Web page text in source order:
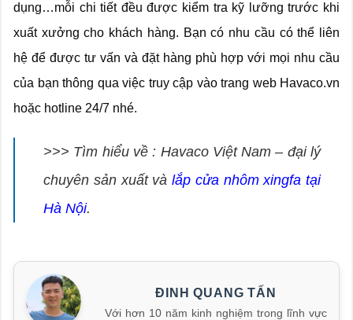
dụng…mỗi chi tiết đều được kiểm tra kỹ lưỡng trước khi
xuất xưởng cho khách hàng. Bạn có nhu cầu có thể liên
hệ để được tư vấn và đặt hàng phù hợp với mọi nhu cầu
của bạn thông qua việc truy cập vào trang web Havaco.vn
hoặc hotline 24/7 nhé.
>>> Tìm hiểu về : Havaco Việt Nam – đại lý
chuyên sản xuất và lắp cửa nhôm xingfa tại
Hà Nội.
ĐINH QUANG TẤN
Với hơn 10 năm kinh nghiệm trong lĩnh vực